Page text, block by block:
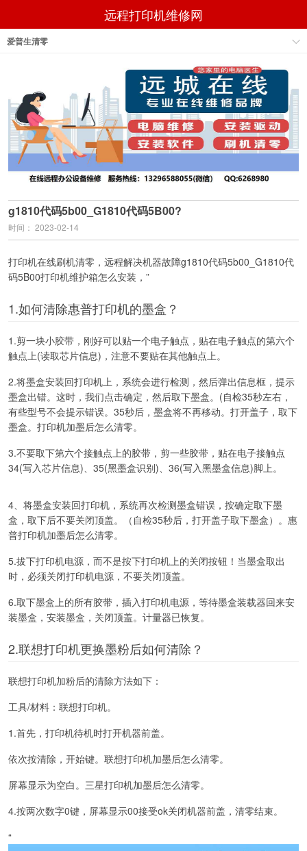
远程打印机维修网
爱普生清零
g1810代码5b00_G1810代码5B00?
时间： 2023-02-14
打印机在线刷机清零，远程解决机器故障g1810代码5b00_G1810代
码5B00打印机维护箱怎么安装，”
1.如何清除惠普打印机的墨盒？
1.剪一块小胶带，刚好可以贴一个电子触点，贴在电子触点的第六个
触点上(读取芯片信息)，注意不要贴在其他触点上。
2.将墨盒安装回打印机上，系统会进行检测，然后弹出信息框，提示
墨盒出错。这时，我们点击确定，然后取下墨盒。(自检35秒左右，
有些型号不会提示错误。35秒后，墨盒将不再移动。打开盖子，取下
墨盒。打印机加墨后怎么清零。
3.不要取下第六个接触点上的胶带，剪一些胶带，贴在电子接触点
34(写入芯片信息)、35(黑墨盒识别)、36(写入黑墨盒信息)脚上。
4、将墨盒安装回打印机，系统再次检测墨盒错误，按确定取下墨
盒，取下后不要关闭顶盖。（自检35秒后，打开盖子取下墨盒）。惠
普打印机加墨后怎么清零。
5.拔下打印机电源，而不是按下打印机上的关闭按钮！当墨盒取出
时，必须关闭打印机电源，不要关闭顶盖。
6.取下墨盒上的所有胶带，插入打印机电源，等待墨盒装载器回来安
装墨盒，安装墨盒，关闭顶盖。计量器已恢复。
2.联想打印机更换墨粉后如何清除？
联想打印机加粉后的清除方法如下：
工具/材料：联想打印机。
1.首先，打印机待机时打开机器前盖。
依次按清除，开始键。联想打印机加墨后怎么清零。
屏幕显示为空白。三星打印机加墨后怎么清零。
4.按两次数字0键，屏幕显示00接受ok关闭机器前盖，清零结束。
“